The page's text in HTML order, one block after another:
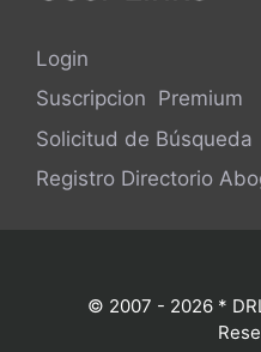
Login
Suscripcion Premium
Solicitud de Búsqueda
Registro Directorio
© 2007 - 2026 *